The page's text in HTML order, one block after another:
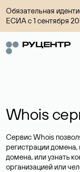
Обязательная
ЕСИА с 1 сентября
Whois
Сервис Whois
регистрации
домена, или узнать
организацией или